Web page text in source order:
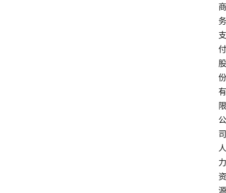
商
务
支
付
股
份
有
限
公
司
人
力
资
源